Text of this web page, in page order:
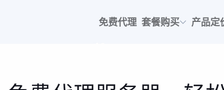
免费代理 套餐购买 产品定